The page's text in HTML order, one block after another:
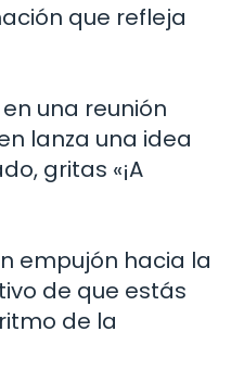
que refleja
una reunión
lanza una idea
gritas «¡A
empujón hacia la
de que estás
de la